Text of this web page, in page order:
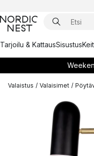
Tarjoilu & KattausSisustus
Valaistus / Valaisimet /